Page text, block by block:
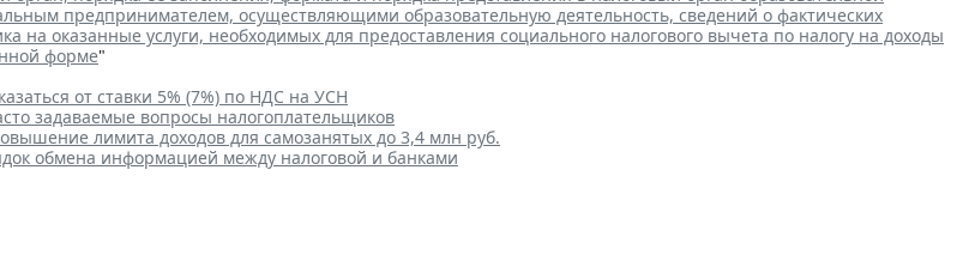
предпринимателем, осуществляющими образовательную деятельность, сведений о фактических
на оказанные услуги, необходимых для предоставления социального налогового вычета по налогу на доходы
форме"
от ставки 5% (7%) по НДС на УСН
задаваемые вопросы налогоплательщиков
лимита доходов для самозанятых до 3,4 млн руб.
обмена информацией между налоговой и банками